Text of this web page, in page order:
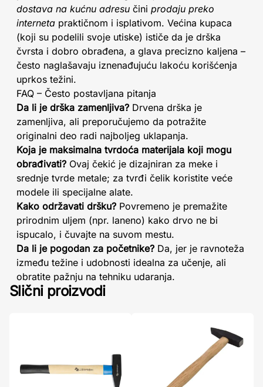
dostava na kućnu adresu čini prodaju preko
interneta praktičnom i isplativom. Većina kupaca
(koji su podelili svoje utiske) ističe da je drška
čvrsta i dobro obrađena, a glava precizno kaljena –
često naglašavaju iznenađujuću lakoću korišćenja
uprkos težini.
FAQ – Često postavljana pitanja
Da li je drška zamenljiva? Drvena drška je
zamenljiva, ali preporučujemo da potražite
originalni deo radi najboljeg uklapanja.
Koja je maksimalna tvrdoća materijala koji mogu
obrađivati? Ovaj čekić je dizajniran za meke i
srednje tvrde metale; za tvrđi čelik koristite veće
modele ili specijalne alate.
Kako održavati dršku? Povremeno je premažite
prirodnim uljem (npr. laneno) kako drvo ne bi
ispucalo, i čuvajte na suvom mestu.
Da li je pogodan za početnike? Da, jer je ravnoteža
između težine i udobnosti idealna za učenje, ali
obratite pažnju na tehniku udaranja.
Slični proizvodi